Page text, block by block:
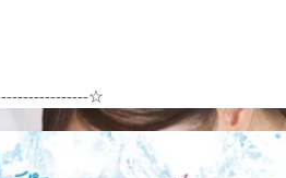
☆
くとスムーズにご案内できます！